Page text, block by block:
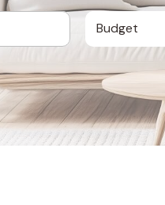
Budget